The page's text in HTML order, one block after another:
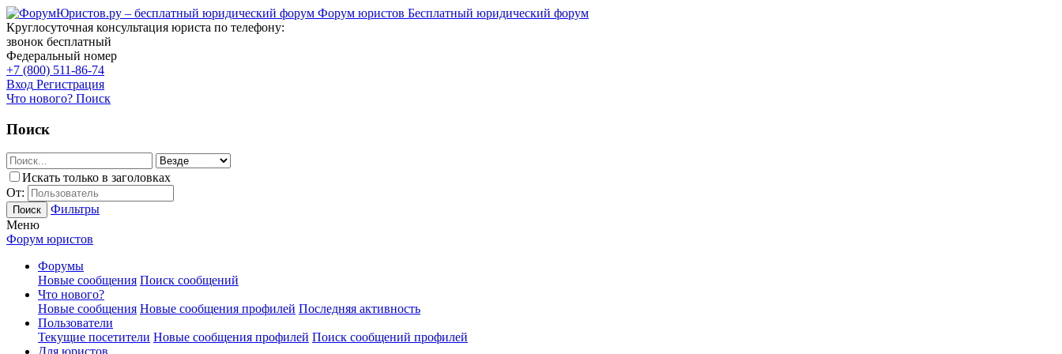
Форум юристов Бесплатный юридический форум
Круглосуточная консультация юриста по телефону:
звонок бесплатный
Федеральный номер
+7 (800) 511-86-74
Вход Регистрация
Что нового? Поиск
Поиск
Искать только в заголовках
От:
Поиск
Фильтры
Меню
Форум юристов
Форумы
Новые сообщения Поиск сообщений
Что нового?
Новые сообщения Новые сообщения профилей Последняя активность
Пользователи
Текущие посетители Новые сообщения профилей Поиск сообщений профилей